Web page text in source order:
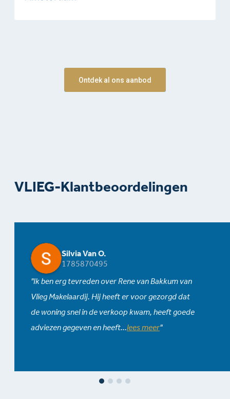
Ontdek al ons aanbod
VLIEG-Klantbeoordelingen
Silvia Van O.
1785870495
Ik ben erg tevreden over Rene van Bakkum van
Vlieg Makelaardij. Hij heeft er voor gezorgd dat
de woning snel in de verkoop kwam, heeft goede
adviezen gegeven en heeft...lees meer